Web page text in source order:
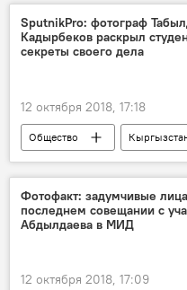
Дело журналиста Кирилла
Украина
Кирилл
SputnikPro: фотограф
Кадырбеков раскрыл
секреты своего дела
12 октября 2018, 17:18
Общество
Пресс-релизы
Образовательный проект
Пресс-центр
Табылды
Фотофакт: задумчивые
последнем совещании с
Абдылдаева в МИД
12 октября 2018, 17:09